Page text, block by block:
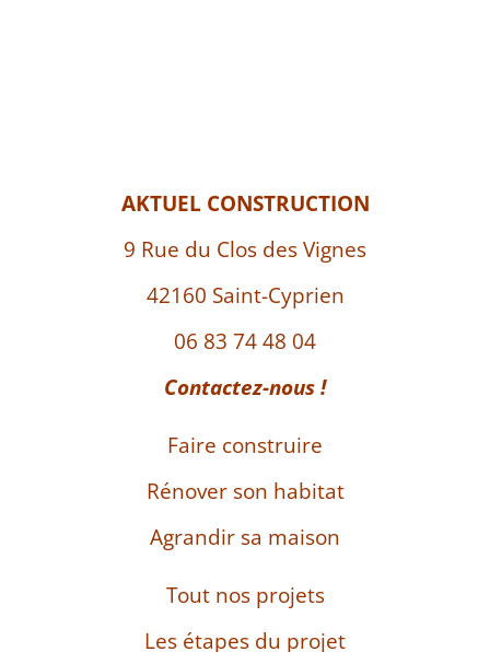
AKTUEL CONSTRUCTION
9 Rue du Clos des Vignes
42160 Saint-Cyprien
06 83 74 48 04
Contactez-nous !
Faire construire
Rénover son habitat
Agrandir sa maison
Tout nos projets
Les étapes du projet